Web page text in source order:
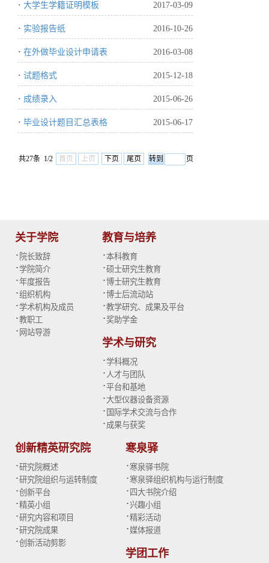
· 大学生学籍证明模板 2017-03-09
· 实验报告纸 2016-10-26
· 在外做毕业设计申请表 2016-03-08
· 试题格式 2015-12-18
· 成绩录入 2015-06-26
· 毕业设计题目汇总表格 2015-06-17
共27条 1/2 首页 上页 下页 尾页 页
关于学院
· 院长致辞
·学院简介
·年度报告
·组织机构
·学术机构及成员
·教职工
· 网站导游
教育与培养
·本科教育
·硕士研究生教育
·博士研究生教育
·博士后流动站
·教学研究、成果及平台
·奖助学金
学术与研究
·学科概况
· 人才与团队
·平台和基地
·大型仪器设备资源
· 国际学术交流与合作
· 成果与获奖
创新精英研究院
·研究院概述
·研究院组织与运转制度
·创新平台
·精英小组
·研究内容和项目
·研究院成果
·创新活动剪影
寒泉驿
· 寒泉驿书院
· 寒泉驿组织机构与运行制度
· 四大书院介绍
·兴趣小组
·精彩活动
·媒体报道
学团工作